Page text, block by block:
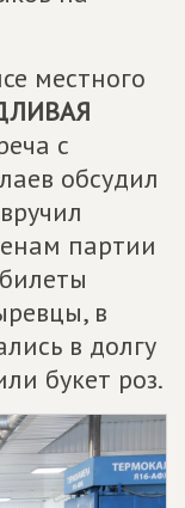
местного
с
обсудил
партии
в
в долгу
букет роз.